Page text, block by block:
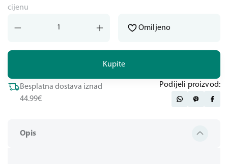
Opis
cijenu
Kupite
Omiljeno
Besplatna dostava iznad
44.99€
Podijeli proizvod: